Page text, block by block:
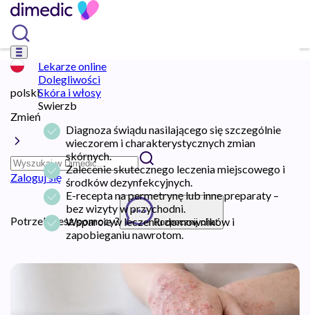
polski
Zmień
Zaloguj się
Potrzebujesz pomocy? Rozpocznij chat
Lekarze online
Dolegliwości
Skóra i włosy
Swierzb
Diagnoza świądu nasilającego się szczególnie
wieczorem i charakterystycznych zmian
skórnych.
Zalecenie skutecznego leczenia miejscowego i
środków dezynfekcyjnych.
E-recepta na permetrynę lub inne preparaty –
bez wizyty w przychodni.
Wsparcie w leczeniu domowników i
zapobieganiu nawrotom.